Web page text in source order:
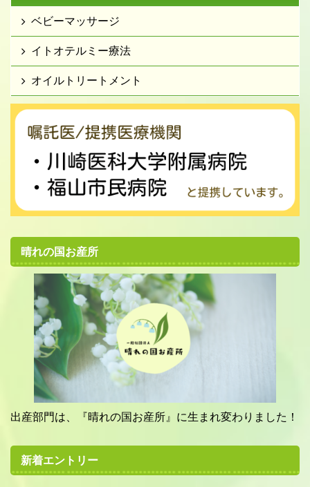
ベビーマッサージ
イトオテルミー療法
オイルトリートメント
晴れの国お産所
出産部門は、『晴れの国お産所』に生まれ変わりました！
新着エントリー